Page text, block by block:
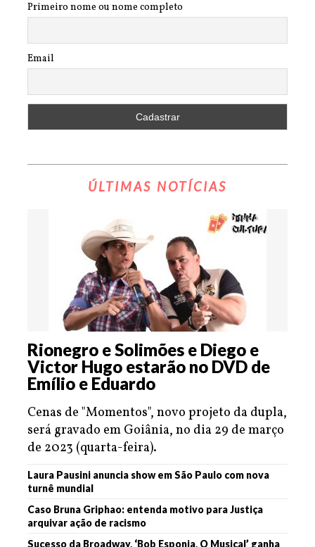
Primeiro nome ou nome completo
Email
ÚLTIMAS NOTÍCIAS
Rionegro e Solimões e Diego e
Victor Hugo estarão no DVD de
Emílio e Eduardo
Cenas de "Momentos", novo projeto da dupla,
será gravado em Goiânia, no dia 29 de março
de 2023 (quarta-feira).
Laura Pausini anuncia show em São Paulo com nova
turnê mundial
Caso Bruna Griphao: entenda motivo para Justiça
arquivar ação de racismo
Sucesso da Broadway, ‘Bob Esponja, O Musical’ ganha